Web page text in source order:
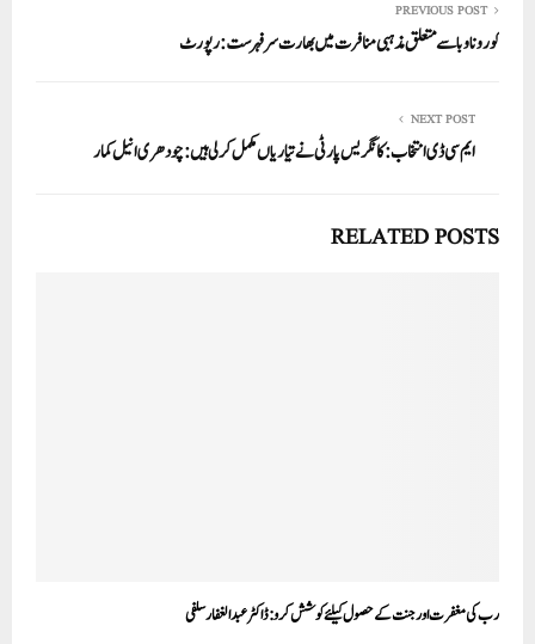
PREVIOUS POST
کورونا وبا سے متعلق مذہبی منافرت میں بھارت سر فہرست:رپورٹ
NEXT POST
ایم سی ڈی انتخاب: کانگریس پارٹی نے تیاریاں مکمل کرلی ہیں: چودھری انیل کمار
RELATED POSTS
رب کی مغفرت اور جنت کے حصول کیلئے کوشش کرو:ڈاکٹر عبدالغفار سلفی